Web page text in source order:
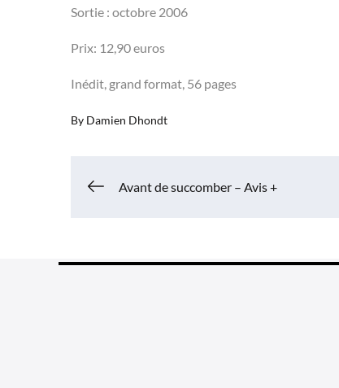
Sortie : octobre 2006
Prix: 12,90 euros
Inédit, grand format, 56 pages
By Damien Dhondt
Navigation
Avant de succomber – Avis +